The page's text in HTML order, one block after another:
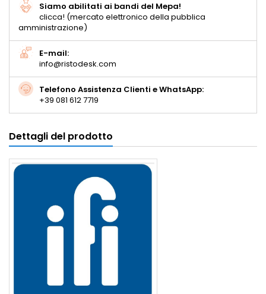
Siamo abilitati ai bandi del Mepa!
clicca! (mercato elettronico della pubblica
amministrazione)
E-mail:
info@ristodesk.com
Telefono Assistenza Clienti e WhatsApp:
+39 081 612 7719
Dettagli del prodotto